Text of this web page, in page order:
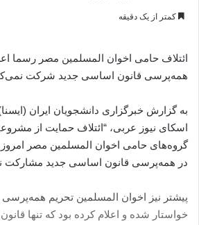
کمتر از یک دقیقه
ائتلاف حامی اخوان المسلمین مصر رسما
همه‌پرسی قانون اساسی جدید شرکت
به گزارش خبرگزاری دانشجویان ایران
اسکای نیوز عربی، “ائتلاف حمایت از
گروه‌های حامی اخوان المسلمین مصر امروز
در همه‌پرسی قانون اساسی جدید مشارکت
پیشتر نیز اخوان المسلمین تحریم
خواستار شده و اعلام کرده بود که تنها